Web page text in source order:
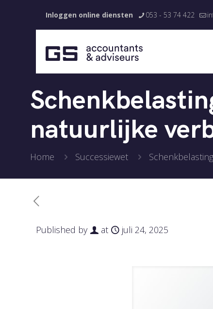
Inloggen online diensten 053 - 53 74 422
natuurlijke
Home Successiewet
Published by at juli 24, 2025